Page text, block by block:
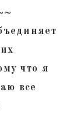
что я
все